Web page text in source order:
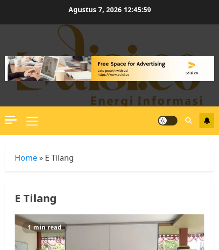
Agustus 7, 2026 12:45:59
Primary
Menu
Home » E Tilang
E Tilang
1 min read
Datangi Pemko Batam, Warga
Rempang Protes Lahan Mereka
Diambil untuk Sekolah Rakyat